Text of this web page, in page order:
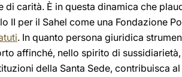
di carità. È in questa dinamica che
II per il Sahel come una Fondazione
. In quanto persona giuridica
affinché, nello spirito di
della Santa Sede, contribuisca